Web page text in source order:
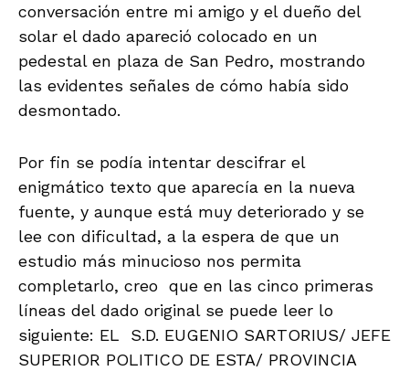
conversación entre mi amigo y el dueño del
solar el dado apareció colocado en un
pedestal en plaza de San Pedro, mostrando
las evidentes señales de cómo había sido
desmontado.
Por fin se podía intentar descifrar el
enigmático texto que aparecía en la nueva
fuente, y aunque está muy deteriorado y se
lee con dificultad, a la espera de que un
estudio más minucioso nos permita
completarlo, creo que en las cinco primeras
líneas del dado original se puede leer lo
siguiente: EL S.D. EUGENIO SARTORIUS/ JEFE
SUPERIOR POLITICO DE ESTA/ PROVINCIA